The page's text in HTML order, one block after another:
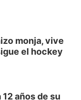
monja, vive
el hockey
años de su